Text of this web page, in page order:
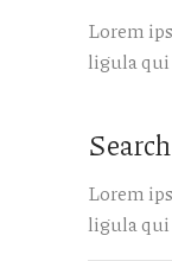
Lorem
ligula
Lorem
ligula